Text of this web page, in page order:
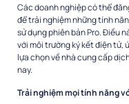
Các doanh nghiệp có thể
để trải nghiệm những tính
sử dụng phiên bản Pro. Điều
với môi trường ký kết điện tử,
lựa chọn về nhà cung cấp
nay.
Trải nghiệm mọi tính năng